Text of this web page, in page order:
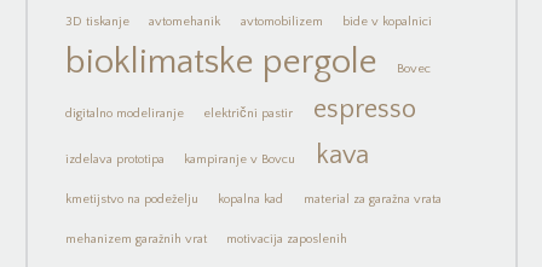
3D tiskanje avtomehanik avtomobilizem bide v kopalnici
bioklimatske pergole Bovec
digitalno modeliranje električni pastir espresso
izdelava prototipa kampiranje v Bovcu kava
kmetijstvo na podeželju kopalna kad material za garažna vrata
mehanizem garažnih vrat motivacija zaposlenih